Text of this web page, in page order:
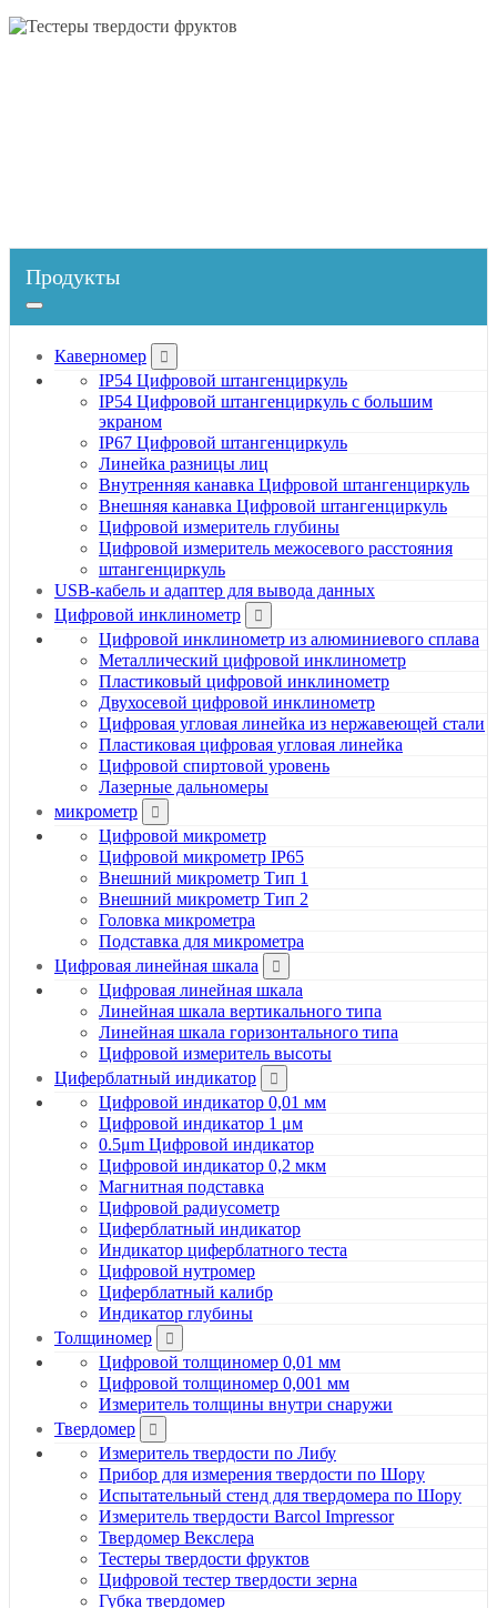
Продукты
Каверномер
IP54 Цифровой штангенциркуль
IP54 Цифровой штангенциркуль с большим
экраном
IP67 Цифровой штангенциркуль
Линейка разницы лиц
Внутренняя канавка Цифровой штангенциркуль
Внешняя канавка Цифровой штангенциркуль
Цифровой измеритель глубины
Цифровой измеритель межосевого расстояния
штангенциркуль
USB-кабель и адаптер для вывода данных
Цифровой инклинометр
Цифровой инклинометр из алюминиевого сплава
Металлический цифровой инклинометр
Пластиковый цифровой инклинометр
Двухосевой цифровой инклинометр
Цифровая угловая линейка из нержавеющей стали
Пластиковая цифровая угловая линейка
Цифровой спиртовой уровень
Лазерные дальномеры
микрометр
Цифровой микрометр
Цифровой микрометр IP65
Внешний микрометр Тип 1
Внешний микрометр Тип 2
Головка микрометра
Подставка для микрометра
Цифровая линейная шкала
Цифровая линейная шкала
Линейная шкала вертикального типа
Линейная шкала горизонтального типа
Цифровой измеритель высоты
Циферблатный индикатор
Цифровой индикатор 0,01 мм
Цифровой индикатор 1 μм
0.5μm Цифровой индикатор
Цифровой индикатор 0,2 мкм
Магнитная подставка
Цифровой радиусометр
Циферблатный индикатор
Индикатор циферблатного теста
Цифровой нутромер
Циферблатный калибр
Индикатор глубины
Толщиномер
Цифровой толщиномер 0,01 мм
Цифровой толщиномер 0,001 мм
Измеритель толщины внутри снаружи
Твердомер
Измеритель твердости по Либу
Прибор для измерения твердости по Шору
Испытательный стенд для твердомера по Шору
Измеритель твердости Barcol Impressor
Твердомер Векслера
Тестеры твердости фруктов
Цифровой тестер твердости зерна
Губка твердомер